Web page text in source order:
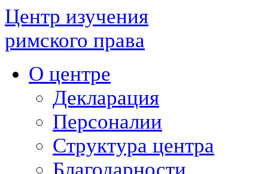
Центр изучения
римского права
О центре
Декларация
Персоналии
Структура центра